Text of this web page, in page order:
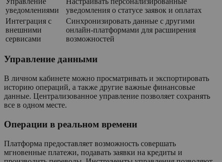
уведомлениями
уведомления о статусе заявок и оплатах
Интеграция с
внешними
сервисами
Синхронизировать данные с другими
онлайн-платформами для расширения
возможностей
Управление данными
В личном кабинете можно просматривать и экспортировать
историю операций, а также другие важные финансовые
данные. Централизованное управление позволяет сохранять
все в одном месте.
Операции в реальном времени
Платформа предоставляет возможность совершать
мгновенные платежи, подавать заявки на кредиты и